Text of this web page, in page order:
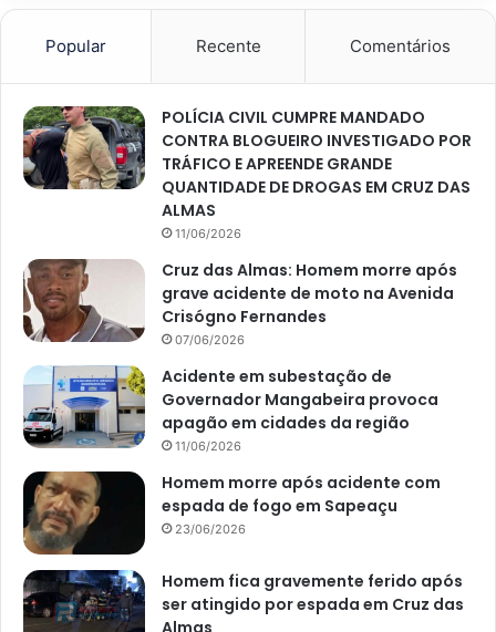
Popular Recente Comentários
POLÍCIA CIVIL CUMPRE MANDADO
CONTRA BLOGUEIRO INVESTIGADO POR
TRÁFICO E APREENDE GRANDE
QUANTIDADE DE DROGAS EM CRUZ DAS
ALMAS
11/06/2026
Cruz das Almas: Homem morre após
grave acidente de moto na Avenida
Crisógno Fernandes
07/06/2026
Acidente em subestação de
Governador Mangabeira provoca
apagão em cidades da região
11/06/2026
Homem morre após acidente com
espada de fogo em Sapeaçu
23/06/2026
Homem fica gravemente ferido após
ser atingido por espada em Cruz das
Almas